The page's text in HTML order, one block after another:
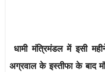
धामी मंत्रिमंडल में इसी
अग्रवाल के इस्तीफा के बाद